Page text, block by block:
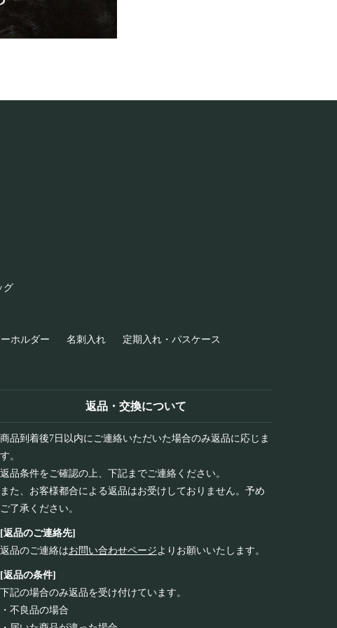
グ
ホルダー 名刺入れ 定期入れ・パスケース
返品・交換について
商品到着後7日以内にご連絡いただいた場合のみ返品に応じま
す。
返品条件をご確認の上、下記までご連絡ください。
また、お客様都合による返品はお受けしておりません。予め
ご了承ください。
[返品のご連絡先]
返品のご連絡はお問い合わせページよりお願いいたします。
[返品の条件]
下記の場合のみ返品を受け付けています。
・不良品の場合